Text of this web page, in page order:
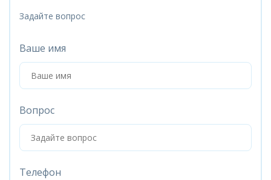
Задайте вопрос
Ваше имя
Вопрос
Телефон